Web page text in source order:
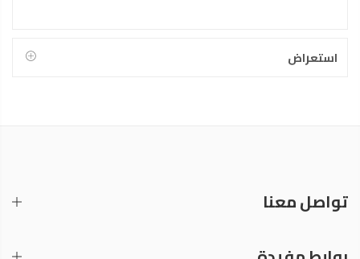
استعراض
تواصل معنا